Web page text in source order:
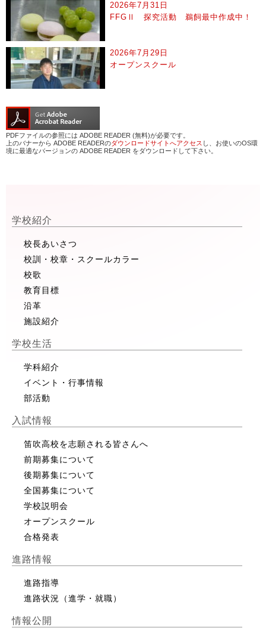
2026年7月31日
FFGⅡ 探究活動 鵜飼最中作成中！
2026年7月29日
オープンスクール
PDFファイルの参照には ADOBE READER (無料)が必要です。
上のバナーから ADOBE READERのダウンロードサイトへアクセス し、お使いのOS環
境に最適なバージョンの ADOBE READER をダウンロードして下さい。
学校紹介
校長あいさつ
校訓・校章・スクールカラー
校歌
教育目標
沿革
施設紹介
学校生活
学科紹介
イベント・行事情報
部活動
入試情報
笛吹高校を志願される皆さんへ
前期募集について
後期募集について
全国募集について
学校説明会
オープンスクール
合格発表
進路情報
進路指導
進路状況（進学・就職）
情報公開